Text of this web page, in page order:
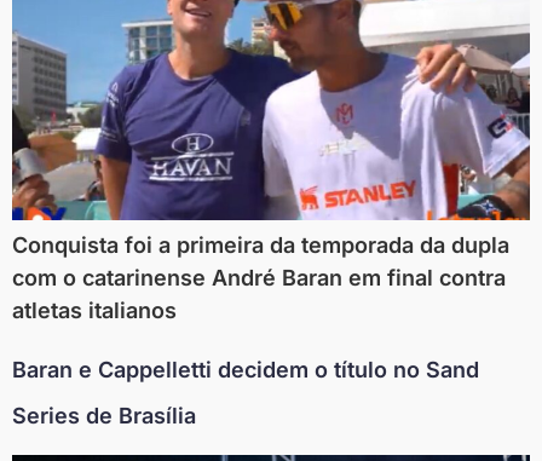
Conquista foi a primeira da temporada da dupla
com o catarinense André Baran em final contra
atletas italianos
Baran e Cappelletti decidem o título no Sand
Series de Brasília